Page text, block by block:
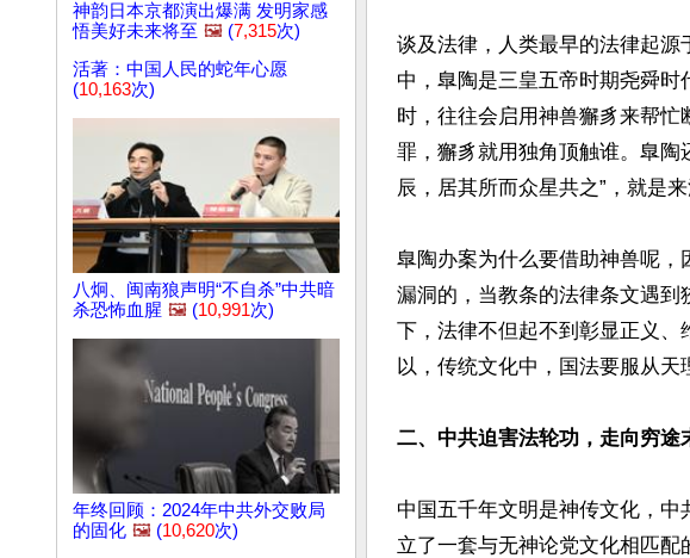
神韵日本京都演出爆满 发明家感
悟美好未来将至 🖼️ (7,315次)
活著：中国人民的蛇年心愿
(10,163次)
八炯、闽南狼声明“不自杀”中共暗
杀恐怖血腥 🖼️ (10,991次)
年终回顾：2024年中共外交败局
的固化 🖼️ (10,620次)
谈及法律，人类最早的法律起源
中，臯陶是三皇五帝时期尧舜
时，往往会启用神兽獬豸来帮
罪，獬豸就用独角顶触谁。臯陶
辰，居其所而众星共之”，就是
臯陶办案为什么要借助神兽呢
漏洞的，当教条的法律条文遇
下，法律不但起不到彰显正义
以，传统文化中，国法要服从天
二、中共迫害法轮功，走向穷途
中国五千年文明是神传文化，
立了一套与无神论党文化相匹